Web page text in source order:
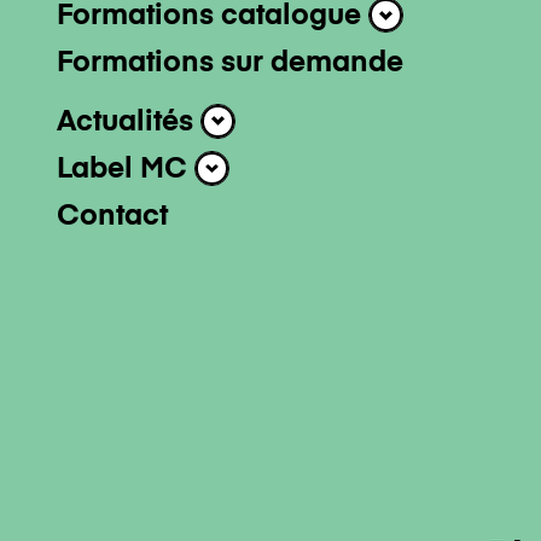
Professionnel-
Formations catalogue
Formations
Formations sur demande
Actualités
Actualités
Label MC
Label MC
Contact